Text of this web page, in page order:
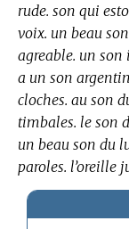
rude. son qui
voix. un beau
agreable. un son
a un son
cloches. au son
timbales. le son
un beau son du
paroles. l’oreille